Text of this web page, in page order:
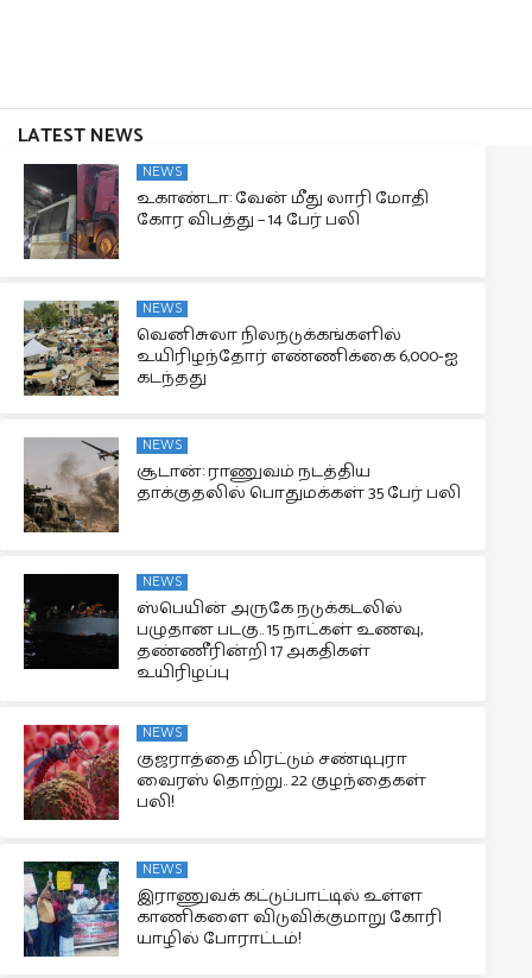
LATEST NEWS
NEWS
உகாண்டா: வேன் மீது லாரி மோதி
கோர விபத்து – 14 பேர் பலி
NEWS
வெனிசுலா நிலநடுக்கங்களில்
உயிரிழந்தோர் எண்ணிக்கை 6,000-ஐ
கடந்தது
NEWS
சூடான்: ராணுவம் நடத்திய
தாக்குதலில் பொதுமக்கள் 35 பேர் பலி
NEWS
ஸ்பெயின் அருகே நடுக்கடலில்
பழுதான படகு.. 15 நாட்கள் உணவு,
தண்ணீரின்றி 17 அகதிகள்
உயிரிழப்பு
NEWS
குஜராத்தை மிரட்டும் சண்டிபுரா
வைரஸ் தொற்று.. 22 குழந்தைகள்
பலி!
NEWS
இராணுவக் கட்டுப்பாட்டில் உள்ள
காணிகளை விடுவிக்குமாறு கோரி
யாழில் போராட்டம்!